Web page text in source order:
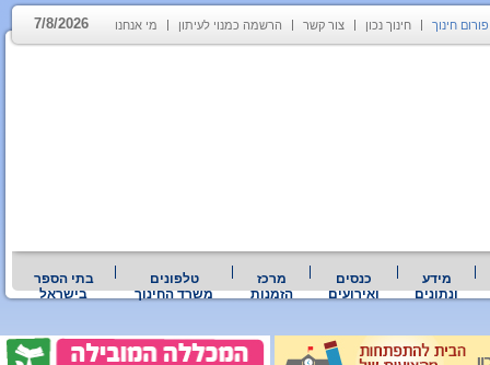
פורום חינוך חינוך נכון צור קשר הרשמה כמנוי לעיתון מי אנחנו 7/8/2026
מידע
ונתונים
כנסים
ואירועים
מרכז
הזמנות
טלפונים
משרד החינוך
בתי הספר
בישראל